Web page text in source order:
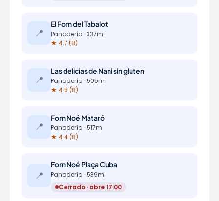
📍
El Forn del Tabalot
Panadería · 337m
★ 4.7 (8)
📍
Las delicias de Nani sin gluten
Panadería · 505m
★ 4.5 (8)
📍
Forn Noé Mataró
Panadería · 517m
★ 4.4 (8)
📍
Forn Noé Plaça Cuba
Panadería · 539m
Cerrado · abre 17:00